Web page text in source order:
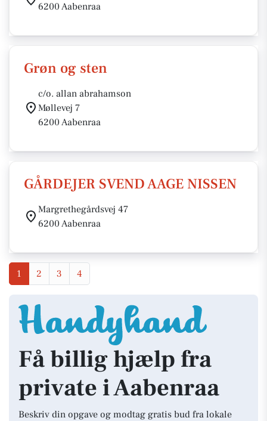
6200 Aabenraa
Grøn og sten
c/o. allan abrahamson
Møllevej 7
6200 Aabenraa
GÅRDEJER SVEND AAGE NISSEN
Margrethegårdsvej 47
6200 Aabenraa
1 2 3 4
Få billig hjælp fra
private i Aabenraa
Beskriv din opgave og modtag gratis bud fra lokale